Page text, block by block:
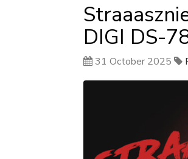
DIGI DS-
31 October 2025